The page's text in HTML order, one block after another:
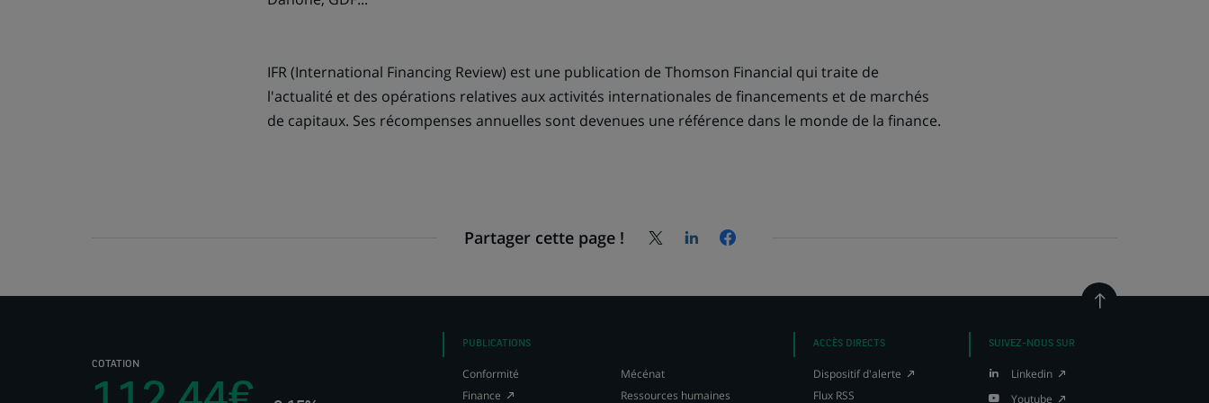
IFR (International Financing Review) est une publication de Thomson Financial qui traite de
l'actualité et des opérations relatives aux activités internationales de financements et de marchés
de capitaux. Ses récompenses annuelles sont devenues une référence dans le monde de la finance.
Partager cette page !
Partagez
sur
un
nouvel
Partagez
sur
onglet
Partagez
sur
onglet
Retour
COTATION
PUBLICATIONS
Conformité
Finance(Ce
Mécénat
Ressources humaines
ACCÈS DIRECTS
Dispositif d'alerte(Ce
Flux RSS
SUIVEZ-NOUS SUR
Linkedin(Ce
Youtube(Ce